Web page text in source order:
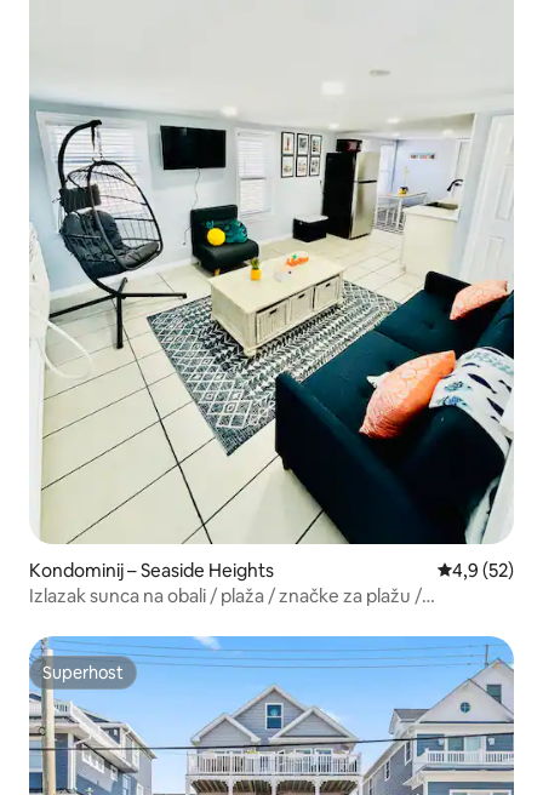
Kondominij – Seaside Heights Prosječna
4,9 (52)
Izlazak sunca na obali / plaža / značke za plažu /
Superhost
Superhost